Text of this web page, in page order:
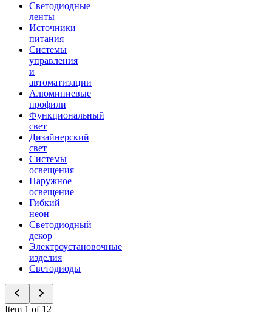
Светодиодные
ленты
Источники
питания
Системы
управления
и
автоматизации
Алюминиевые
профили
Функциональный
свет
Дизайнерский
свет
Системы
освещения
Наружное
освещение
Гибкий
неон
Светодиодный
декор
Электроустановочные
изделия
Светодиоды
Item 1 of 12